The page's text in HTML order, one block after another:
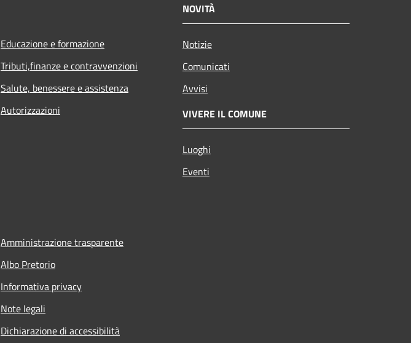
Educazione e formazione
Tributi,finanze e contravvenzioni
Salute, benessere e assistenza
Autorizzazioni
NOVITÀ
Notizie
Comunicati
Avvisi
VIVERE IL COMUNE
Luoghi
Eventi
Amministrazione trasparente
Albo Pretorio
Informativa privacy
Note legali
Dichiarazione di accessibilità